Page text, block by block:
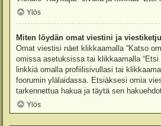
Ylös
Miten löydän omat viestini ja
Omat viestisi näet klikkaamalla “Katso
omissa asetuksissa tai klikkaamalla “Etsi
linkkiä omalla profiilisivullasi tai
foorumin ylälaidassa. Etsiäksesi omia
tarkennettua hakua ja täytä sen
Ylös